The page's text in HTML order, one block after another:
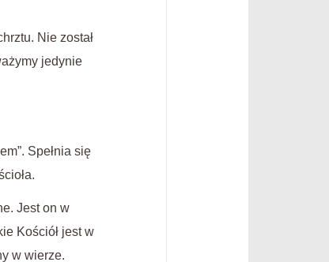
Nie został
jedynie
Spełnia się
Jest on w
Kościół jest w
w wierze.